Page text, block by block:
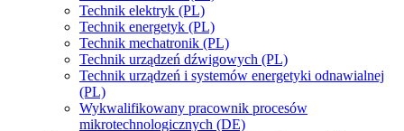
Technik elektryk (PL)
Technik energetyk (PL)
Technik mechatronik (PL)
Technik urządzeń dźwigowych (PL)
Technik urządzeń i systemów energetyki odnawialnej
(PL)
Wykwalifikowany pracownik procesów
mikrotechnologicznych (DE)